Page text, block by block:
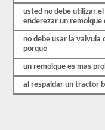
que
probable
que
encuentre
usted no debe utilizar
enderezar un remolque
no debe usar la valvula
porque
un remolque es mas
al respaldar un tractor